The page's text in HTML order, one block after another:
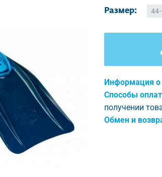
Размер:
Информация о
Способы
получении
Обмен и